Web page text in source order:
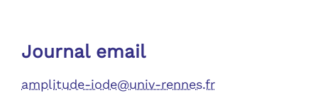
Journal email
amplitude-iode@univ-rennes.fr